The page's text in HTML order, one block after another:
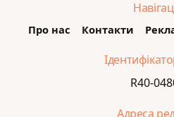
Про нас Контакти
R40-
Адреса